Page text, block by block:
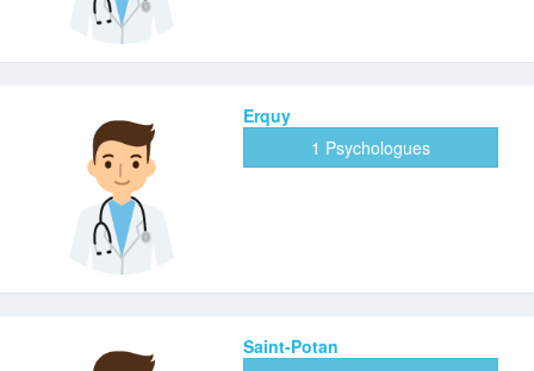
Erquy
1 Psychologues
Saint-Potan